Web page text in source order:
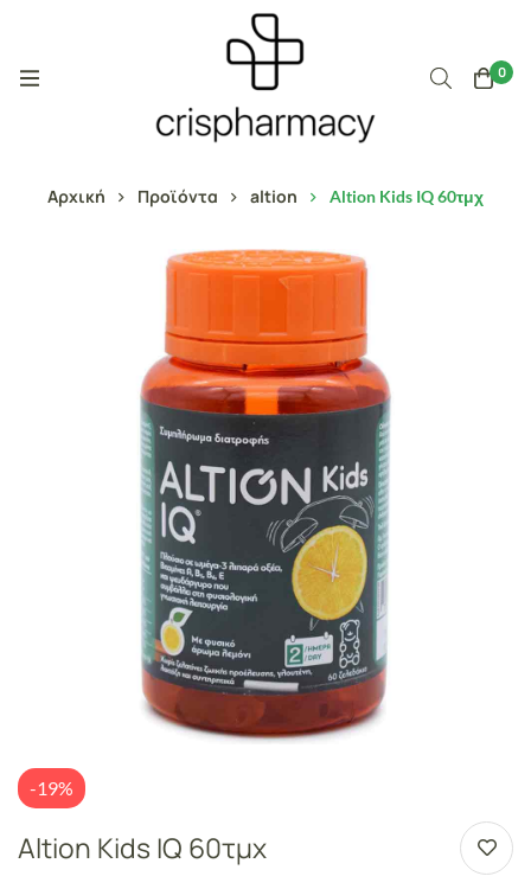
0
Αρχική Προϊόντα altion Altion Kids IQ 60τμχ
-19%
Altion Kids IQ 60τμχ